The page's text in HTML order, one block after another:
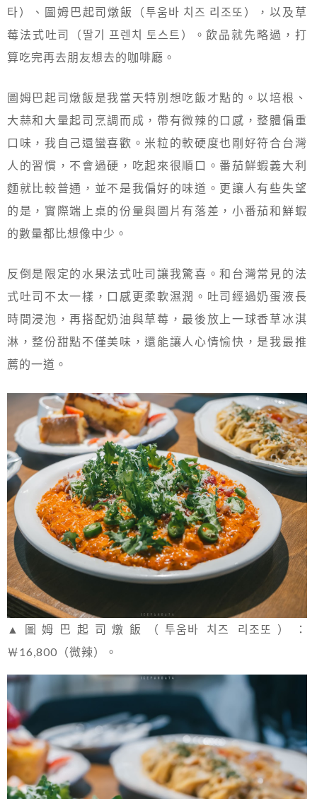
타）、圖姆巴起司燉飯（투움바 치즈 리조또），以及草
莓法式吐司（딸기 프렌치 토스트）。飲品就先略過，打
算吃完再去朋友想去的咖啡廳。
圖姆巴起司燉飯是我當天特別想吃飯才點的。以培根、
大蒜和大量起司烹調而成，帶有微辣的口感，整體偏重
口味，我自己還蠻喜歡。米粒的軟硬度也剛好符合台灣
人的習慣，不會過硬，吃起來很順口。番茄鮮蝦義大利
麵就比較普通，並不是我偏好的味道。更讓人有些失望
的是，實際端上桌的份量與圖片有落差，小番茄和鮮蝦
的數量都比想像中少。
反倒是限定的水果法式吐司讓我驚喜。和台灣常見的法
式吐司不太一樣，口感更柔軟濕潤。吐司經過奶蛋液長
時間浸泡，再搭配奶油與草莓，最後放上一球香草冰淇
淋，整份甜點不僅美味，還能讓人心情愉快，是我最推
薦的一道。
▲圖姆巴起司燉飯（투움바 치즈 리조또）：
￦16,800（微辣）。